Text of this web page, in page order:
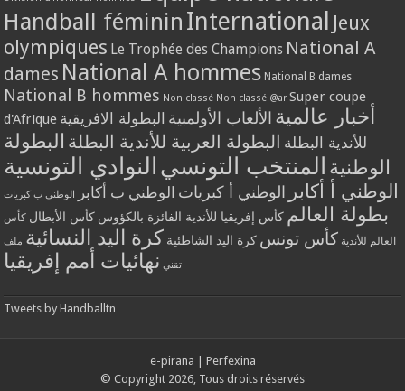
Handball féminin International Jeux
olympiques Le Trophée des Champions National A
dames National A hommes National B dames
National B hommes Non classé Non classé @ar Super coupe
d'Afrique
أخبار عالمية الألعاب الأولمبية البطولة الافريقية
للأندية البطلة البطولة العربية للأندية البطلة البطولة
الوطنية المنتخب التونسي النوادي التونسية
الوطني أ أكابر الوطني أ كبريات الوطني ب أكابر الوطني ب كبريات
بطولة العالم كأس إفريقيا للأندية الفائزة بالكؤوس كأس الأبطال كأس
العالم للأندية كأس تونس كرة اليد الشاطئية كرة اليد النسائية ملف
تقني نهائيات أمم إفريقيا
Tweets by Handballtn
e-pirana
Perfexina
© Copyright 2026, Tous droits réservés